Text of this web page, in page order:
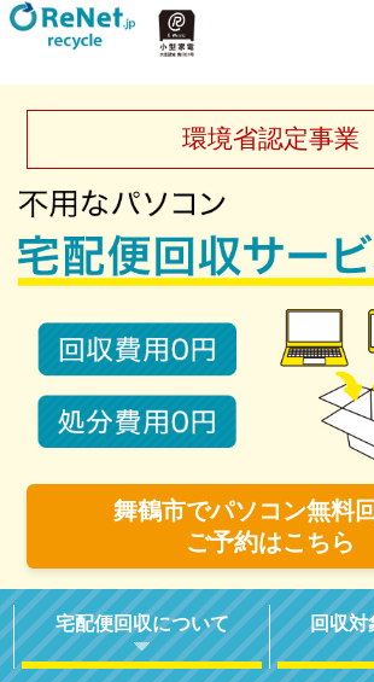
環境省認定事業
舞鶴市でパソコン無料
ご予約はこちら
宅配便回収について 回収対